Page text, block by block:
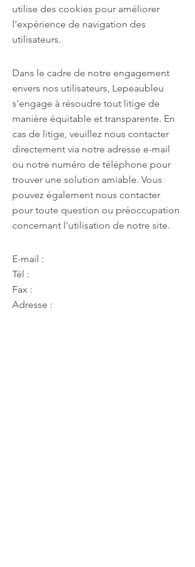
utilise des cookies pour améliorer
l'expérience de navigation des
utilisateurs.
Dans le cadre de notre engagement
envers nos utilisateurs, Lepeaubleu
s'engage à résoudre tout litige de
manière équitable et transparente. En
cas de litige, veuillez nous contacter
directement via notre adresse e-mail
ou notre numéro de téléphone pour
trouver une solution amiable. Vous
pouvez également nous contacter
pour toute question ou préoccupation
concernant l'utilisation de notre site.
E-mail :
Tél :
Fax :
Adresse :